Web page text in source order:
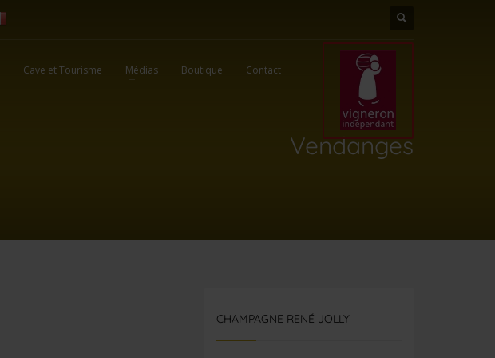
Cave et Tourisme Médias Boutique Contact
Vendanges
CHAMPAGNE RENÉ JOLLY